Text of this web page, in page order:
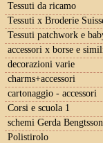
Tessuti da ricamo
Tessuti x Broderie
Tessuti patchwork e
accessori x borse e
decorazioni varie
charms+accessori
cartonaggio - accessori
Corsi e scuola 1
schemi Gerda Bengtsson
Polistirolo